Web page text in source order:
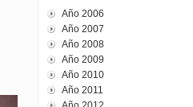
Año 2006
Año 2007
Año 2008
Año 2009
Año 2010
Año 2011